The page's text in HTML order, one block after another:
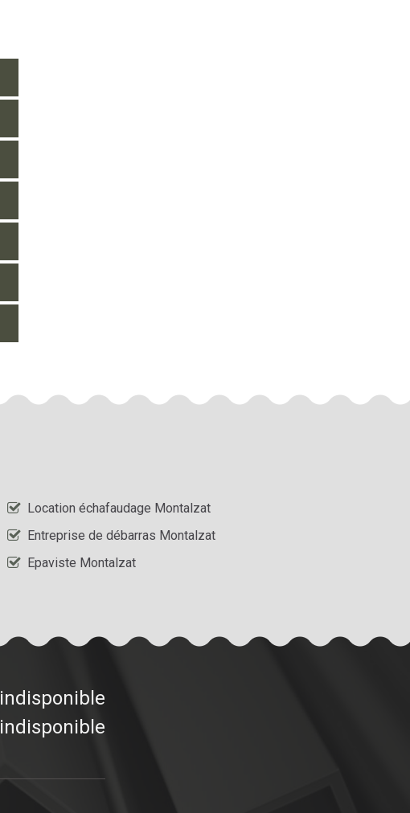
Location échafaudage Montalzat
Entreprise de débarras Montalzat
Epaviste Montalzat
indisponible
indisponible